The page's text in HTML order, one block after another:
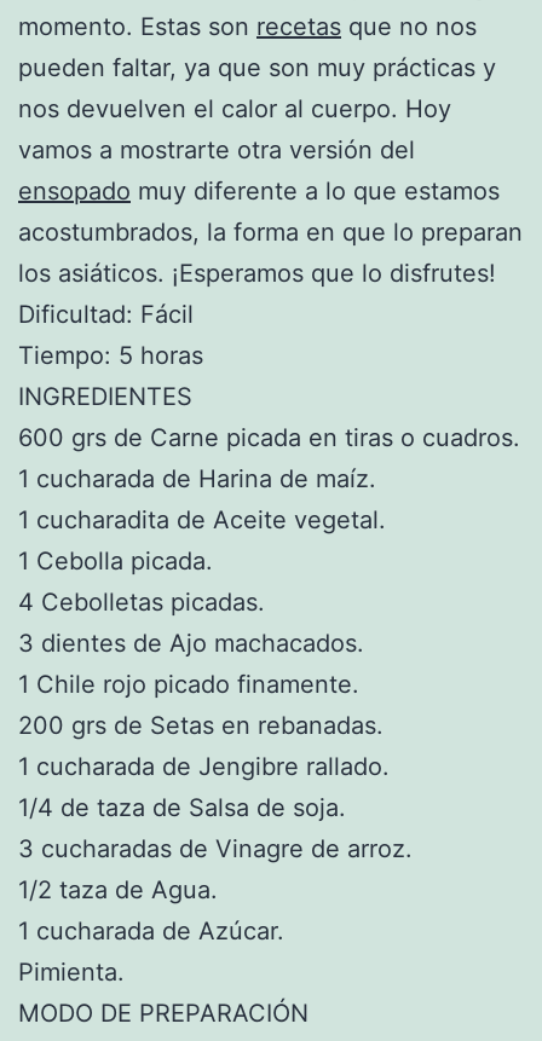
momento. Estas son recetas que no nos
pueden faltar, ya que son muy prácticas y
nos devuelven el calor al cuerpo. Hoy
vamos a mostrarte otra versión del
ensopado muy diferente a lo que estamos
acostumbrados, la forma en que lo preparan
los asiáticos. ¡Esperamos que lo disfrutes!
Dificultad: Fácil
Tiempo: 5 horas
INGREDIENTES
600 grs de Carne picada en tiras o cuadros.
1 cucharada de Harina de maíz.
1 cucharadita de Aceite vegetal.
1 Cebolla picada.
4 Cebolletas picadas.
3 dientes de Ajo machacados.
1 Chile rojo picado finamente.
200 grs de Setas en rebanadas.
1 cucharada de Jengibre rallado.
1/4 de taza de Salsa de soja.
3 cucharadas de Vinagre de arroz.
1/2 taza de Agua.
1 cucharada de Azúcar.
Pimienta.
MODO DE PREPARACIÓN